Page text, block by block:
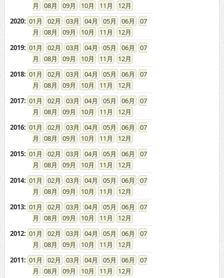
08
09 10 11
12
2020: 01 02 03 04 05 06
07
08
09 10 11
12
2019: 01 02 03 04 05 06
07
08
09 10 11
12
2018: 01 02 03 04 05 06
07
08
09 10 11
12
2017: 01 02 03 04 05 06
07
08
09 10 11
12
2016: 01 02 03 04 05 06
07
08
09 10 11
12
2015: 01 02 03 04 05 06
07
08
09 10 11
12
2014: 01 02 03 04 05 06
07
08
09 10 11
12
2013: 01 02 03 04 05 06
07
08
09 10 11
12
2012: 01 02 03 04 05 06
07
08
09 10 11
12
2011: 01 02 03 04 05 06
07
08
09 10 11
12